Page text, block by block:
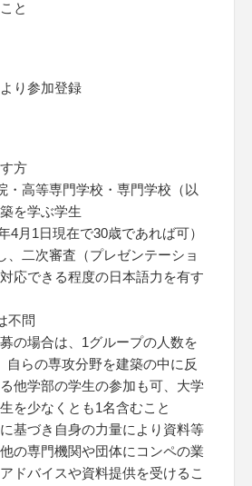
と
り参加登録
方
・高等専門学校・専門学校（以
を学ぶ学生
4月1日現在で30歳であれば可）
、二次審査（プレゼンテーショ
応できる程度の日本語力を有す
不問
の場合は、1グループの人数を
自らの専攻分野を建築の中に反
他学部の学生の参加も可、大学
を少なくとも1名含むこと
基づき自身の力量により資料等
の専門機関や団体にコンペの業
ドバイスや資料提供を受けるこ